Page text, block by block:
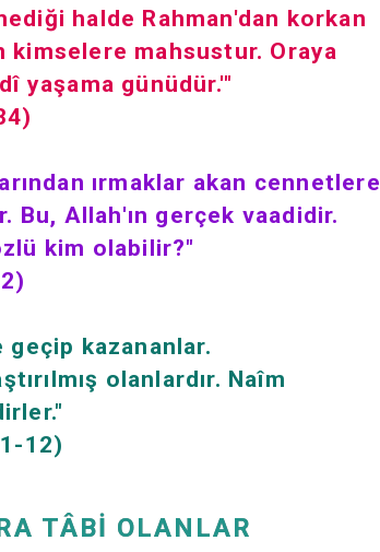
halde Rahman'dan korkan
mahsustur. Oraya
yaşama günüdür.'"
ırmaklar akan cennetlere
Bu, Allah'ın gerçek vaadidir.
kim olabilir?"
geçip kazananlar.
olanlardır. Naîm
12)
TÂBİ OLANLAR